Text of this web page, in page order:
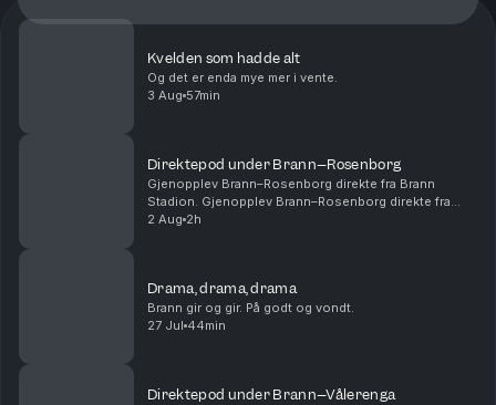
Kvelden som hadde alt
Og det er enda mye mer i vente.
3 Aug 57min
Direktepod under Brann–Rosenborg
Gjenopplev Brann–Rosenborg direkte fra Brann
Stadion. Gjenopplev Brann–Rosenborg direkte fra
Brann Stadion. 00:14:54 - Start 1. omgang 00:28:15 -
2 Aug 2h
Drama, drama, drama
Brann gir og gir. På godt og vondt.
27 Jul 44min
Direktepod under Brann–Vålerenga